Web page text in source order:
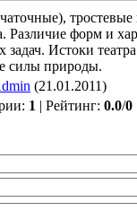
Различие форм и
задач. Истоки
силы природы.
(21.01.2011)
: 1 | Рейтинг: 0.0/0